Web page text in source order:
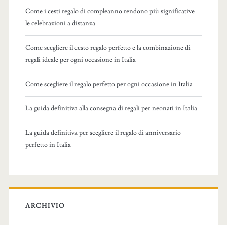
o
r
:
Come i cesti regalo di compleanno rendono più significative
le celebrazioni a distanza
Come scegliere il cesto regalo perfetto e la combinazione di
regali ideale per ogni occasione in Italia
Come scegliere il regalo perfetto per ogni occasione in Italia
La guida definitiva alla consegna di regali per neonati in Italia
La guida definitiva per scegliere il regalo di anniversario
perfetto in Italia
ARCHIVIO